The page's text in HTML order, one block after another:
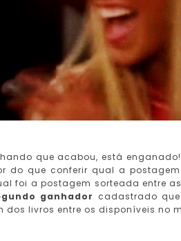
que acabou, está
do que conferir qual a
foi a postagem sorteada entre as
ganhador cadastrado
dos livros entre os disponíveis no